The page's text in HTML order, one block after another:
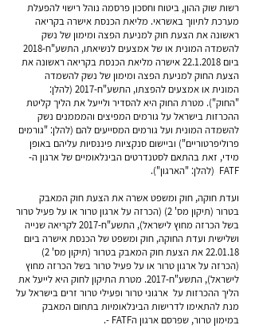
רשות שוק ההון, ביטוח וחסכון פרסמה נוהל רישוי להפעלת
מערכת לתיווך באשראי. מליאת הכנסת אישרה בקריאה
ראשונה את הצעת חוק למניעת הפצה ומימון של נשק
להשמדה המונית או של אמצעים לנשיאתו, התשע"ח-2018
ביום 22.1.2018אישרה מליאת הכנסת בקריאה ראשונה את
הצעת החוק למניעת הפצה ומימון של נשק להשמדה
המונית או אמצעים להפצתו, התשע"ח-2017 (להלן:
"החוק"). מטרת החוק היא להסדיר ולייעל את הליך קליטת
ההכרזות בישראל על גורמים המפיצים והמממנים נשק
להשמדה המונית ועל גורמים המסייעים להם (להלן: "גורמים
פרוליפרטוריים") וביישום סנקציות פיננסיות עליהם באופן
מידי, זאת בהתאם לסטנדרטים הבינלאומיים של ארגון ה-
FATF (להלן: "הארגון").
ועדת חוקה, חוק ומשפט אשרה את הצעת חוק המאבק
בטרור (תיקון מס' 2) (הכרזה על ארגון טרור או על פעיל טרור
בשל הכרזה מחוץ לישראל), התשע"ח-2017 לקריאה שנייה
ושלישית ועדת החוקה, חוק ומשפט של הכנסת אישרה ביום
22.01.18 את הצעת חוק המאבק בטרור (תיקון מס' 2)
(הכרזה על ארגון טרור או על פעיל טרור בשל הכרזה מחוץ
לישראל), התשע"ח-2017. מטרת התיקון לחוק היא לייעל את
הליך ההכרזות על ארגוני טרור ופעילי טרור זרים בישראל על
מנת להתאימו לדרישות הבינלאומיות בתחום המאבק
במימון טרור, שפרסם ארגון הFATF -.